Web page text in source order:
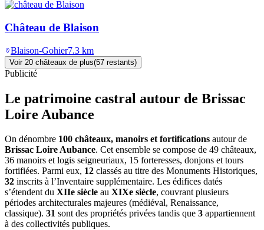
Château de Blaison
Blaison-Gohier7.3 km
Voir 20 châteaux de plus(57 restants)
Publicité
Le patrimoine castral autour de Brissac
Loire Aubance
On dénombre 100 châteaux, manoirs et fortifications autour de
Brissac Loire Aubance. Cet ensemble se compose de 49 châteaux,
36 manoirs et logis seigneuriaux, 15 forteresses, donjons et tours
fortifiées. Parmi eux, 12 classés au titre des Monuments Historiques,
32 inscrits à l’Inventaire supplémentaire. Les édifices datés
s’étendent du XIIe siècle au XIXe siècle, couvrant plusieurs
périodes architecturales majeures (médiéval, Renaissance,
classique). 31 sont des propriétés privées tandis que 3 appartiennent
à des collectivités publiques.